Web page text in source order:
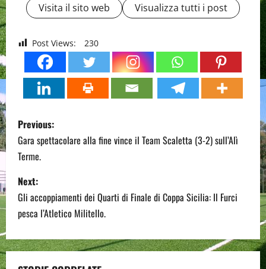
Visita il sito web Visualizza tutti i post
Post Views: 230
P
o
s
t
n
a
Previous:
Gara spettacolare alla fine vince il Team Scaletta (3-2) sull’Alì
Terme.
Next:
Gli accoppiamenti dei Quarti di Finale di Coppa Sicilia: Il Furci
pesca l’Atletico Militello.